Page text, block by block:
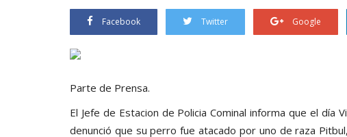
Facebook Twitter Google
Parte de Prensa.
El Jefe de Estacion de Policia Cominal informa que el día
denunció que su perro fue atacado por uno de raza